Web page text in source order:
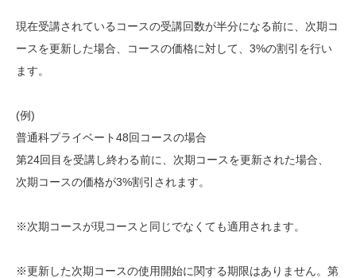
現在受講されているコースの受講回数が半分になる前に、次期コ
ースを更新した場合、コースの価格に対して、3%の割引を行い
ます。
(例)
普通科プライベート48回コースの場合
第24回目を受講し終わる前に、次期コースを更新された場合、
次期コースの価格が3%割引されます。
※次期コースが現コースと同じでなくても適用されます。
※更新した次期コースの使用開始に関する期限はありません。第